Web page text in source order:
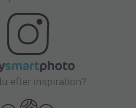
efter inspiration?